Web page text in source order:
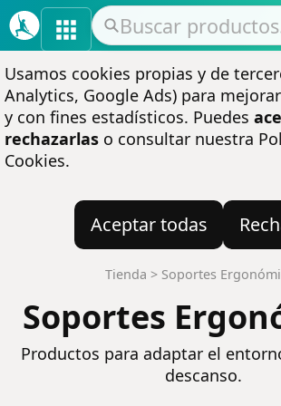
Usamos cookies propias y de
Analytics, Google Ads) para
y con fines estadísticos. Puedes
rechazarlaso consultar nuestra
Cookies.
Aceptar todas
Tienda > Soportes
Soportes
Productos para adaptar el
descanso.